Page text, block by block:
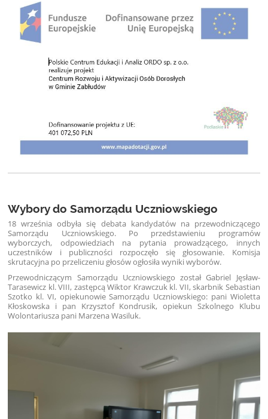
Wybory do Samorządu Uczniowskiego
18 września odbyła się debata kandydatów na przewodniczącego
Samorządu Uczniowskiego. Po przedstawieniu programów
wyborczych, odpowiedziach na pytania prowadzącego, innych
uczestników i publiczności rozpoczęło się głosowanie. Komisja
skrutacyjna po przeliczeniu głosów ogłosiła wyniki wyborów.
Przewodniczącym Samorządu Uczniowskiego został Gabriel Jęsław-
Tarasewicz kl. VIII, zastępcą Wiktor Krawczuk kl. VII, skarbnik Sebastian
Szotko kl. VI, opiekunowie Samorządu Uczniowskiego: pani Wioletta
Kłoskowska i pan Krzysztof Kondrusik, opiekun Szkolnego Klubu
Wolontariusza pani Marzena Wasiluk.